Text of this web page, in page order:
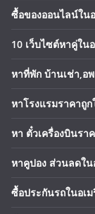
ซื้อของออนไลน์ใน
10 เว็บไซต์หาคู่ใน
หาที่พัก บ้านเช่า,อ
หาโรงแรมราคาถูก
หา ตั๋วเครื่องบินรา
หาคูปอง ส่วนลดใน
ซื้อประกันรถในอเม